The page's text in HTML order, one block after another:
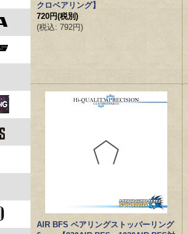
クロベアリング】
720円(税別)
(税込: 792円)
AIR BFS ベアリングストッパーリング